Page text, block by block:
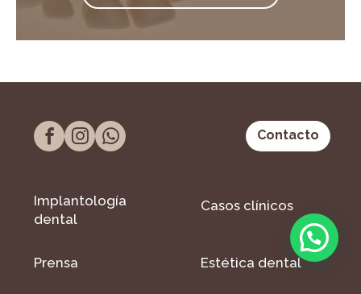
Contacto
Implantología
dental
Casos clínicos
Prensa Estética dental